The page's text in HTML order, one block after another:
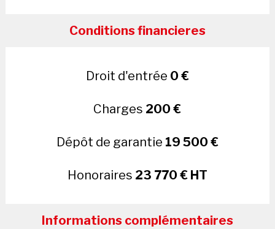
Conditions financieres
Droit d'entrée 0 €
Charges 200 €
Dépôt de garantie 19 500 €
Honoraires 23 770 € HT
Informations complémentaires